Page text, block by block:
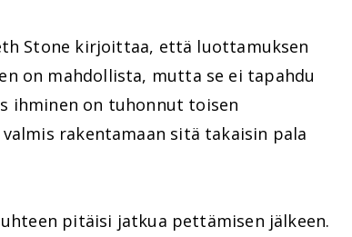
Stone kirjoittaa, että luottamuksen
on mahdollista, mutta se ei tapahdu
ihminen on tuhonnut toisen
rakentamaan sitä takaisin pala
pitäisi jatkua pettämisen jälkeen.